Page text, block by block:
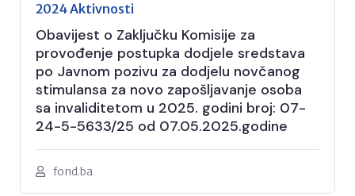
2024 Aktivnosti
Obavijest o Zaključku Komisije za
provođenje postupka dodjele sredstava
po Javnom pozivu za dodjelu novčanog
stimulansa za novo zapošljavanje osoba
sa invaliditetom u 2025. godini broj: 07-
24-5-5633/25 od 07.05.2025.godine
fond.ba